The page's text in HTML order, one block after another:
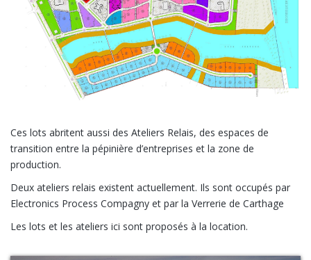
Ces lots abritent aussi des Ateliers Relais, des espaces de
transition entre la pépinière d’entreprises et la zone de
production.
Deux ateliers relais existent actuellement. Ils sont occupés par
Electronics Process Compagny et par la Verrerie de Carthage
Les lots et les ateliers ici sont proposés à la location.